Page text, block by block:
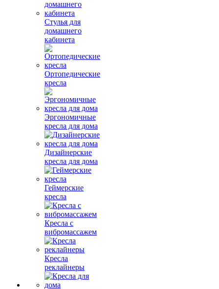
Стулья для
домашнего
кабинета
Ортопедические
кресла
Эргономичные
кресла для дома
Дизайнерские
кресла для дома
Геймерские
кресла
Кресла с
вибромассажем
Кресла
реклайнеры